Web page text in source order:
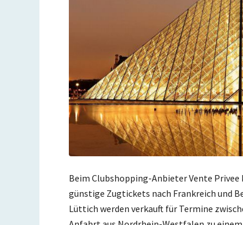
Beim Clubshopping-Anbieter Vente
günstige Zugtickets nach Frankreich und
Lüttich werden verkauft für Termine